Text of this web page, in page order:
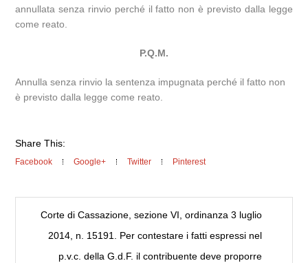
annullata senza rinvio perché il fatto non è previsto dalla legge
come reato.
P.Q.M.
Annulla senza rinvio la sentenza impugnata perché il fatto non
è previsto dalla legge come reato.
Share This:
Facebook Google+ Twitter Pinterest
Corte di Cassazione, sezione VI, ordinanza 3 luglio
2014, n. 15191. Per contestare i fatti espressi nel
p.v.c. della G.d.F. il contribuente deve proporre